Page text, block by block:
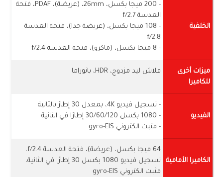
الخلفية
- 200 ميجا بكسل، 26mm، (عريضة)، PDAF، فتحة
العدسة f/2.7
- 108 ميجا بكسل، (عريضة جدا)، فتحة العدسة
f/2.8
- 8 ميجا بكسل، (ماكرو)، فتحة العدسة f/2.4
ميزات أخرى
للكاميرا
فلاش ليد مزدوج، HDR، بانوراما
الفيديو
- تسجيل فيديو 4K، بمعدل 30 إطارً بالثانية
- 1080 بكسل 30/60/120 إطارًا في الثانية
- مثبت الكتروني gyro-EIS
الكاميرا الأمامية
64 ميجا بكسل، (عريضة)، فتحة العدسة f/2.4،
تسجيل فيديو 1080 بكسل 30 إطارًا في الثانية،
مثبت الكتروني gyro-EIS